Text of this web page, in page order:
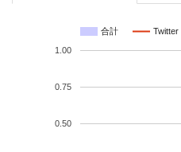
合計 Twitter
0.50
0.75
1.00